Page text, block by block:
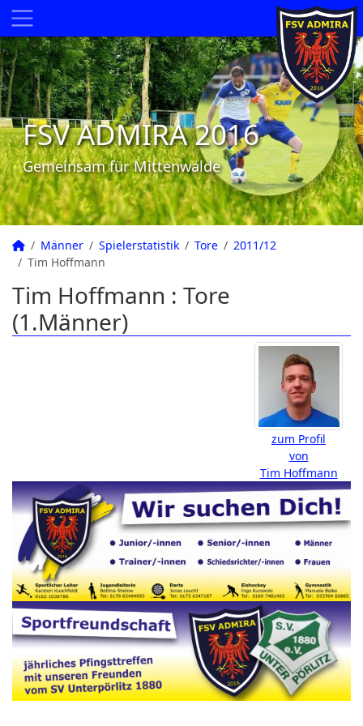
FSV ADMIRA 2016
Gemeinsam für Mittenwalde
Männer Spielerstatistik Tore
2011/12
Tim Hoffmann
Tim Hoffmann : Tore
(1.Männer)
zum Profil
von
Tim Hoffmann